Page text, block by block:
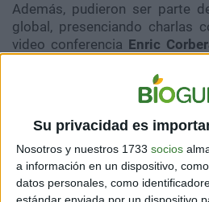
Su privacidad es
Nosotros y nuestros 1733 socios
a información en un dispositivo,
datos personales, como
estándar enviada por un dispositivo
Además, pudieron ser parte
global, presenciando charlas
video conferencia Enric
; o
disfrutando